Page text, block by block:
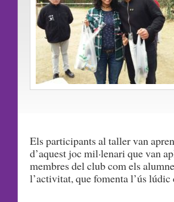
Els participants al taller van
d’aquest joc mil·lenari que van
membres del club com els
l’activitat, que fomenta l’ús